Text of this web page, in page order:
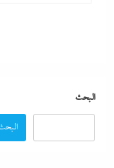
البحث
مصر تتجه لإسناد
لمستثمر إماراتي بقيمة 135 مليار
8 أغسطس، 2026